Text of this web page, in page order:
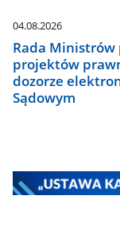
04.08.2026
Rada Ministrów
projektów
dozorze
Sądowym